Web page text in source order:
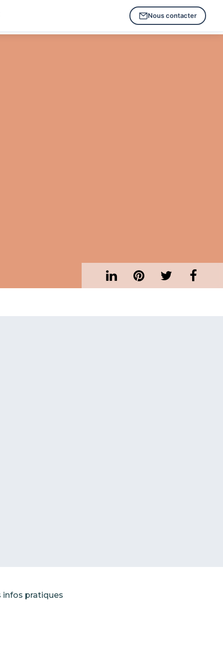
Nous contacter
infos pratiques